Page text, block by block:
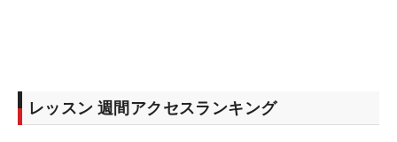
レッスン 週間アクセスランキング